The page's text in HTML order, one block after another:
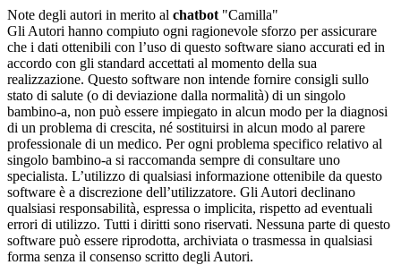
Note degli autori in merito al chatbot "Camilla"
Gli Autori hanno compiuto ogni ragionevole sforzo per assicurare
che i dati ottenibili con l’uso di questo software siano accurati ed in
accordo con gli standard accettati al momento della sua
realizzazione. Questo software non intende fornire consigli sullo
stato di salute (o di deviazione dalla normalità) di un singolo
bambino-a, non può essere impiegato in alcun modo per la diagnosi
di un problema di crescita, né sostituirsi in alcun modo al parere
professionale di un medico. Per ogni problema specifico relativo al
singolo bambino-a si raccomanda sempre di consultare uno
specialista. L’utilizzo di qualsiasi informazione ottenibile da questo
software è a discrezione dell’utilizzatore. Gli Autori declinano
qualsiasi responsabilità, espressa o implicita, rispetto ad eventuali
errori di utilizzo. Tutti i diritti sono riservati. Nessuna parte di questo
software può essere riprodotta, archiviata o trasmessa in qualsiasi
forma senza il consenso scritto degli Autori.